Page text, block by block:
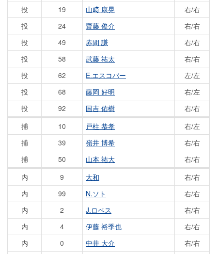
投
19 山﨑 康晃
右/右
投
24 齋藤 俊介
右/右
投
49 赤間 謙
右/右
投
58 武藤 祐太
右/右
投
62 E.エスコバー
左/左
投
68 藤岡 好明
右/左
投
92 国吉 佑樹
右/右
捕
10 戸柱 恭孝
右/左
捕
39 嶺井 博希
右/右
捕
50 山本 祐大
右/右
内
9 大和
右/右
内
99 N.ソト
右/右
内
2 J.ロペス
右/右
内
4 伊藤 裕季也
右/右
内
0 中井 大介
右/右